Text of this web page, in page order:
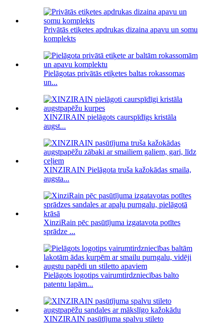
Privātās etiķetes apdrukas dizaina apavu un somu
komplekts
Pielāgotas privātās etiķetes baltas rokassomas
un...
XINZIRAIN pielāgots caurspīdīgs kristāla
augst...
XINZIRAIN Pielāgota truša kažokādas smaila,
augsta...
XinziRain pēc pasūtījuma izgatavota potītes
sprādze ...
Pielāgots logotips vairumtirdzniecības balto
patentu lapām...
XINZIRAIN pasūtījuma spalvu stileto